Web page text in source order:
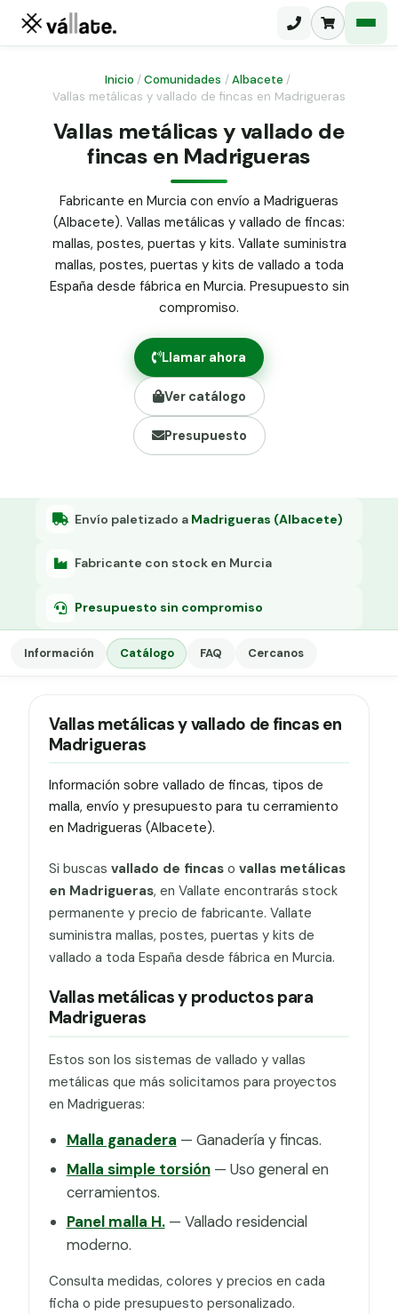
Malla ganadera
Malla simple torsión
Malla triple torsión
Panel malla H.
Puerta abatible dos hojas
Puerta acceso peatonal
Poste malla Hércules
Poste malla simple torsión
Alambre de espino galvanizado
Abrazadera PVC malla H.
Grapa malla H.
Grapadora
Tensor galvanizado
Inicio /Comunidades / Albacete /
Vallas metálicas y vallado de fincas en Madrigueras
Vallas metálicas y vallado de
fincas en Madrigueras
Fabricante en Murcia con envío a Madrigueras
(Albacete). Vallas metálicas y vallado de fincas:
mallas, postes, puertas y kits. Vallate suministra
mallas, postes, puertas y kits de vallado a toda
España desde fábrica en Murcia. Presupuesto sin
compromiso.
Llamar ahora
Ver catálogo
Presupuesto
Envío paletizado a Madrigueras (Albacete)
Fabricante con stock en Murcia
Presupuesto sin compromiso
Información Catálogo FAQ Cercanos
Vallas metálicas y vallado de fincas en
Madrigueras
Información sobre vallado de fincas, tipos de
malla, envío y presupuesto para tu cerramiento
en Madrigueras (Albacete).
Si buscas vallado de fincaso vallas metálicas
en Madrigueras, en Vallate encontrarás stock
permanente y precio de fabricante. Vallate
suministra mallas, postes, puertas y kits de
vallado a toda España desde fábrica en Murcia.
Vallas metálicas y productos para
Madrigueras
Estos son los sistemas de vallado y vallas
metálicas que más solicitamos para proyectos
en Madrigueras:
Malla ganadera — Ganadería y fincas.
Malla simple torsión— Uso general en
cerramientos.
Panel malla H.— Vallado residencial
moderno.
Consulta medidas, colores y precios en cada
ficha o pide presupuesto personalizado.